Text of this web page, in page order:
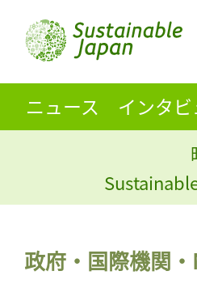
ニュース インタ
政府・国際機関・